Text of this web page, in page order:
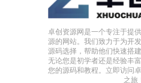
卓创资源网是一个专注于提
源的网站。我们致力于为开
源码选择，帮助他们快速搭
无论您是初学者还是经验丰
您的源码和教程。立即访问
之旅